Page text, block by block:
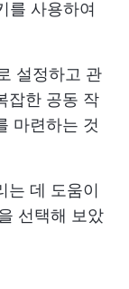
를 사용하여
설정하고 관
잡한 공동 작
마련하는 것
는 데 도움이
선택해 보았